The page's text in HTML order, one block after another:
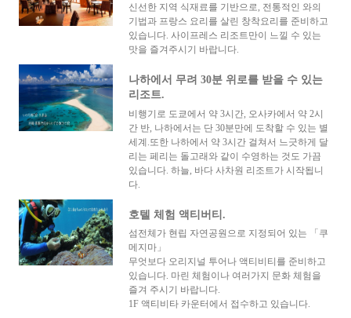
신선한 지역 식재료를 기반으로, 전통적인 와의
기법과 프랑스 요리를 살린 창착요리를 준비하고
있습니다. 사이프레스 리조트만이 느낄 수 있는
맛을 즐겨주시기 바랍니다.
나하에서 무려 30분 위로를 받을 수 있는
리조트.
비행기로 도쿄에서 약 3시간, 오사카에서 약 2시
간 반, 나하에서는 단 30분만에 도착할 수 있는 별
세계.또한 나하에서 약 3시간 걸쳐서 느긋하게 달
리는 페리는 돌고래와 같이 수영하는 것도 가끔
있습니다. 하늘, 바다 사차원 리조트가 시작됩니
다.
호텔 체험 액티버티.
섬전체가 현립 자연공원으로 지정되어 있는 「쿠
메지마」
무엇보다 오리지널 투어나 액티비티를 준비하고
있습니다. 마린 체험이나 여러가지 문화 체험을
즐겨 주시기 바랍니다.
1F 액티비타 카운터에서 접수하고 있습니다.